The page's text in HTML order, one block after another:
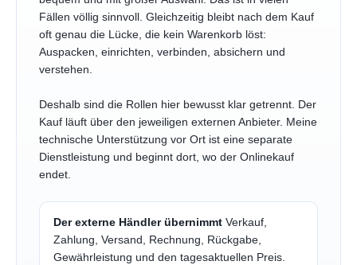
Fällen völlig sinnvoll. Gleichzeitig bleibt nach dem Kauf
oft genau die Lücke, die kein Warenkorb löst:
Auspacken, einrichten, verbinden, absichern und
verstehen.
Deshalb sind die Rollen hier bewusst klar getrennt. Der
Kauf läuft über den jeweiligen externen Anbieter. Meine
technische Unterstützung vor Ort ist eine separate
Dienstleistung und beginnt dort, wo der Onlinekauf
endet.
Der externe Händler übernimmt Verkauf,
Zahlung, Versand, Rechnung, Rückgabe,
Gewährleistung und den tagesaktuellen Preis.